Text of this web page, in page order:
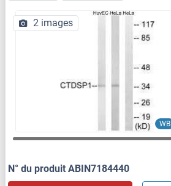
WB
2 images
N° du produit ABIN7184440